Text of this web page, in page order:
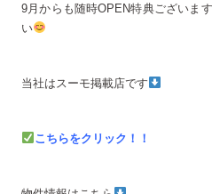
9月からも随時OPEN特典ございま
い
当社はスーモ掲載店です
こちらをクリック！！